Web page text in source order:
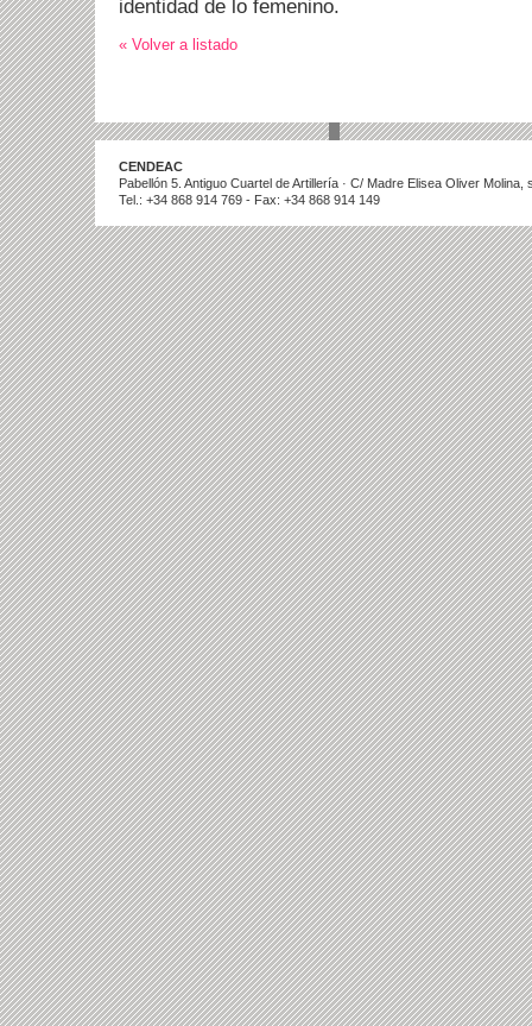
identidad de lo femenino.
« Volver a listado
CENDEAC
Pabellón 5. Antiguo Cuartel de Artillería · C/ Madre Elisea Oliver
Tel.: +34 868 914 769 - Fax: +34 868 914 149